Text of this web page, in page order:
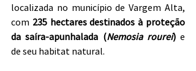
localizada no município de Vargem Alta,
com 235 hectares destinados à proteção
da saíra-apunhalada (Nemosia rourei) e
de seu habitat natural.